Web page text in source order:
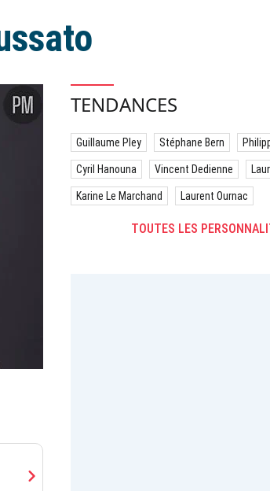
chevron_right
TENDANCES
Guillaume Pley Stéphane Bern
Cyril Hanouna Vincent Dedienne
Karine Le Marchand Laurent Ournac
TOUTES LES